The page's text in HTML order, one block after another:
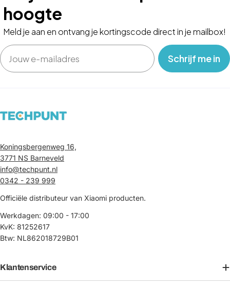
hoogte
Meld je aan en ontvang je kortingscode direct in je mailbox!
Email
‎ ‎ ‎ Schrijf me in‎ ‎ ‎ ‎
Koningsbergenweg 16,
3771 NS Barneveld
info@techpunt.nl
0342 - 239 999
Officiële distributeur van Xiaomi producten.
Werkdagen: 09:00 - 17:00
KvK: 81252617
Btw: NL862018729B01
Klantenservice